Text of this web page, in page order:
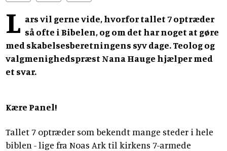
L ars vil gerne vide, hvorfor tallet 7 optræder
så ofte i Bibelen, og om det har noget at gøre
med skabelsesberetningens syv dage. Teolog og
valgmenighedspræst Nana Hauge hjælper med
et svar.
Kære Panel!
Tallet 7 optræder som bekendt mange steder i hele
biblen - lige fra Noas Ark til kirkens 7-armede